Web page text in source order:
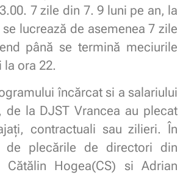
7 zile din 7. 9 luni pe an, la
lucrează de asemenea 7 zile
până se termină meciurile
ora 22.
încărcat si a salariului
de la DJST Vrancea au plecat
contractuali sau zilieri. În
de plecările de directori din
Cătălin Hogea(CS) si Adrian